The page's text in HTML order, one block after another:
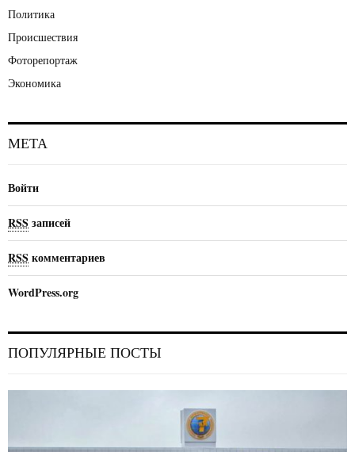
Политика
Происшествия
Фоторепортаж
Экономика
МЕТА
Войти
RSS записей
RSS комментариев
WordPress.org
ПОПУЛЯРНЫЕ ПОСТЫ